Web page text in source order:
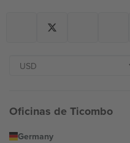
Oficinas de Ticombo
Germany